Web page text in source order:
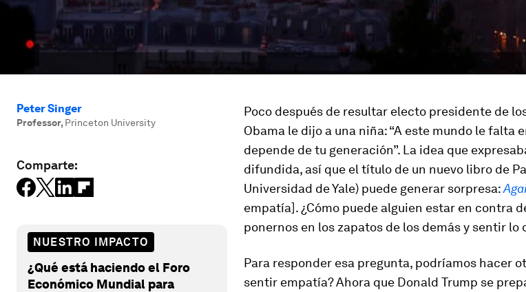
Peter Singer
Professor, Princeton University
Comparte:
NUESTRO IMPACTO
¿Qué está haciendo el Foro
Económico Mundial para
Poco después de resultar electo presidente de
Obama le dijo a una niña: “A este mundo le falta
depende de tu generación”. La idea que
difundida, así que el título de un nuevo libro de
Universidad de Yale) puede generar sorpresa:
empatía]. ¿Cómo puede alguien estar en contra
ponernos en los zapatos de los demás y sentir lo
Para responder esa pregunta, podríamos hacer
sentir empatía? Ahora que Donald Trump se